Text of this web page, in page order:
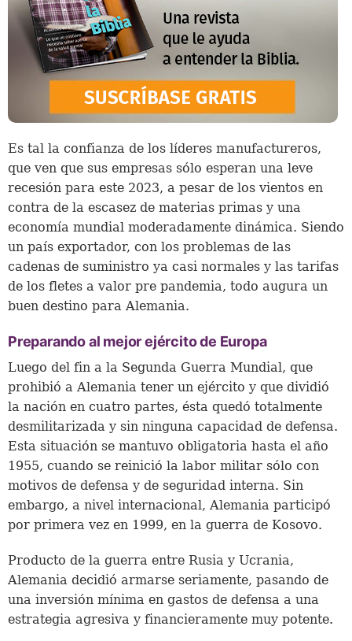
Es tal la confianza de los líderes manufactureros,
que ven que sus empresas sólo esperan una leve
recesión para este 2023, a pesar de los vientos en
contra de la escasez de materias primas y una
economía mundial moderadamente dinámica. Siendo
un país exportador, con los problemas de las
cadenas de suministro ya casi normales y las tarifas
de los fletes a valor pre pandemia, todo augura un
buen destino para Alemania.
Preparando al mejor ejército de Europa
Luego del fin a la Segunda Guerra Mundial, que
prohibió a Alemania tener un ejército y que dividió
la nación en cuatro partes, ésta quedó totalmente
desmilitarizada y sin ninguna capacidad de defensa.
Esta situación se mantuvo obligatoria hasta el año
1955, cuando se reinició la labor militar sólo con
motivos de defensa y de seguridad interna. Sin
embargo, a nivel internacional, Alemania participó
por primera vez en 1999, en la guerra de Kosovo.
Producto de la guerra entre Rusia y Ucrania,
Alemania decidió armarse seriamente, pasando de
una inversión mínima en gastos de defensa a una
estrategia agresiva y financieramente muy potente.